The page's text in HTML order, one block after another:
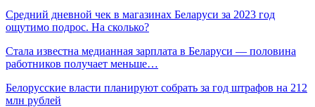
Средний дневной чек в магазинах Беларуси за 2023 год
ощутимо подрос. На сколько?
Стала известна медианная зарплата в Беларуси — половина
работников получает меньше…
Белорусские власти планируют собрать за год штрафов на 212
млн рублей